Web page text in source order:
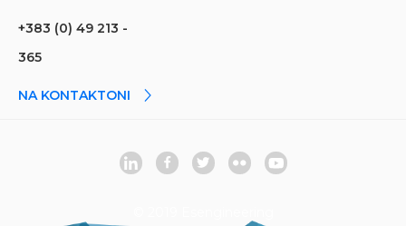
+383 (0) 49 213 -
365
NA KONTAKTONI